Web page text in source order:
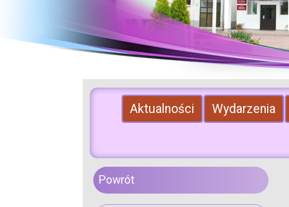
Aktualności Wydarzenia
Powrót